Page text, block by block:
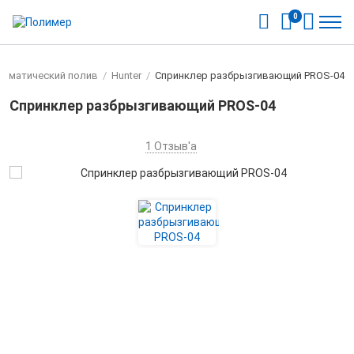
0
полив / Hunter / Спринклер разбрызгивающий PROS-04
Спринклер разбрызгивающий PROS-04
1 Отзыв'а